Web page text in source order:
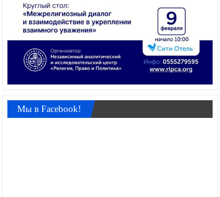
Мы в Facebook!